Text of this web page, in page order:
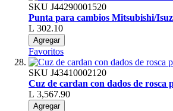
SKU J44290001520
Punta para cambios Mitsubishi/
L 302.10
Agregar
Favoritos
SKU J43410002120
Cuz de cardan con dados de rosca
L 3,567.90
Agregar